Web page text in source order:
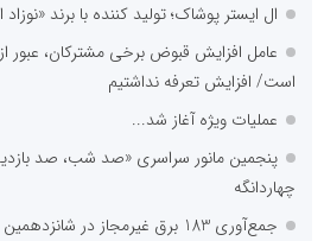
ال ایستر پوشاک؛ تولید کننده با برند «نوزاد
عامل افزایش قبوض برخی مشترکان، عبور
است/ افزایش تعرفه نداشتیم
عملیات ویژه آغاز شد...
پنجمین مانور سراسری «صد شب، صد
چهاردانگه
جمع‌آوری 183 برق غیرمجاز در